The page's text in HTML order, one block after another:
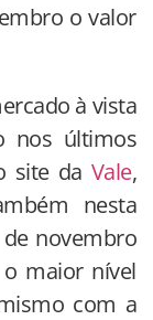
o valor
à vista
nos últimos
site da Vale,
nesta
novembro
maior nível
com a